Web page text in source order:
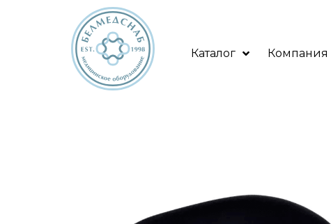
Каталог Компания